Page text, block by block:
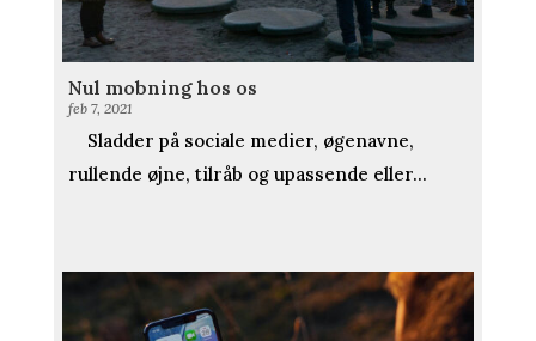
Nul mobning hos os
feb 7, 2021
Sladder på sociale medier, øgenavne,
rullende øjne, tilråb og upassende eller...